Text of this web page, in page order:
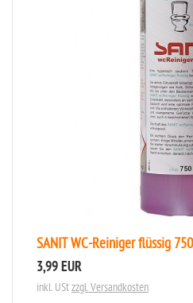
SANIT WC-Reiniger flüssig
3,99 EUR
inkl. UStzzgl. Versandkosten